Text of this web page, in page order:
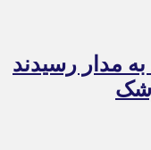
مدار رسیدند